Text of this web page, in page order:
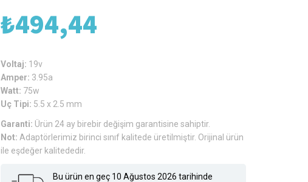
₺494,44
Voltaj: 19v
Amper: 3.95a
Watt: 75w
Uç Tipi: 5.5 x 2.5 mm
Garanti: Ürün 24 ay birebir değişim garantisine sahiptir.
Not: Adaptörlerimiz birinci sınıf kalitede üretilmiştir. Orijinal ürün
ile eşdeğer kalitededir.
Bu ürün en geç 10 Ağustos 2026 tarihinde